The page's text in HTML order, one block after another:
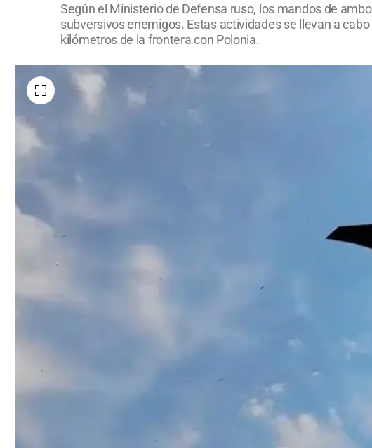
Según el Ministerio de Defensa ruso, los mandos de
subversivos enemigos. Estas actividades se llevan a
kilómetros de la frontera con Polonia.